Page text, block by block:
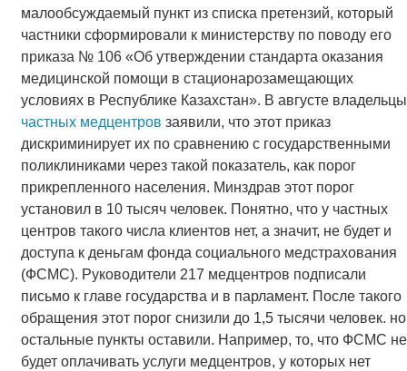
малообсуждаемый пункт из списка претензий, который
частники сформировали к министерству по поводу его
приказа № 106 «Об утверждении стандарта оказания
медицинской помощи в стационарозамещающих
условиях в Республике Казахстан». В августе владельцы
частных медцентров заявили, что этот приказ
дискриминирует их по сравнению с государственными
поликлиниками через такой показатель, как порог
прикрепленного населения. Минздрав этот порог
установил в 10 тысяч человек. Понятно, что у частных
центров такого числа клиентов нет, а значит, не будет и
доступа к деньгам фонда социального медстрахования
(ФСМС). Руководители 217 медцентров подписали
письмо к главе государства и в парламент. После такого
обращения этот порог снизили до 1,5 тысячи человек. но
остальные пункты оставили. Например, то, что ФСМС не
будет оплачивать услуги медцентров, у которых нет